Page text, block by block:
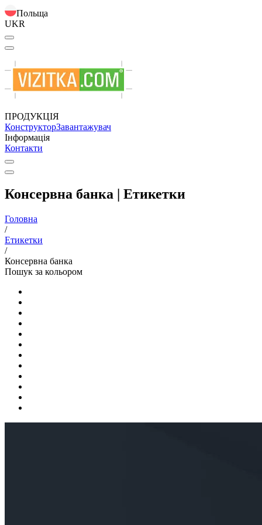
Польща
UKR
ПРОДУКЦІЯ
КонструкторЗавантажувач
Інформація
Контакти
Консервна банка | Етикетки
Головна
/
Етикетки
/
Консервна банка
Пошук за кольором